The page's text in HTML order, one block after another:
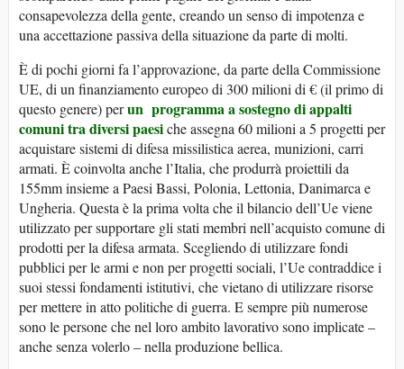
consapevolezza della gente, creando un senso di impotenza e
una accettazione passiva della situazione da parte di molti.
È di pochi giorni fa l’approvazione, da parte della Commissione
UE, di un finanziamento europeo di 300 milioni di € (il primo di
questo genere) perun programma a sostegno di appalti
comuni tra diversi paesiche assegna 60 milioni a 5 progetti per
acquistare sistemi di difesa missilistica aerea, munizioni, carri
armati. È coinvolta anche l’Italia, che produrrà proiettili da
155mm insieme a Paesi Bassi, Polonia, Lettonia, Danimarca e
Ungheria. Questa è la prima volta che il bilancio dell’Ue viene
utilizzato per supportare gli stati membri nell’acquisto comune di
prodotti per la difesa armata. Scegliendo di utilizzare fondi
pubblici per le armi e non per progetti sociali, l’Ue contraddice i
suoi stessi fondamenti istitutivi, che vietano di utilizzare risorse
per mettere in atto politiche di guerra. E sempre più numerose
sono le persone che nel loro ambito lavorativo sono implicate –
anche senza volerlo – nella produzione bellica.